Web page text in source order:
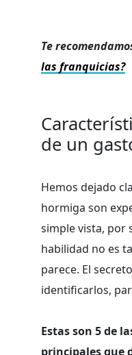
Te
las franquicias?
de un
Hemos dejado
hormiga son
simple vista, por
habilidad no es
parece. El
identificarlos,
Estas son 5 de
principales que